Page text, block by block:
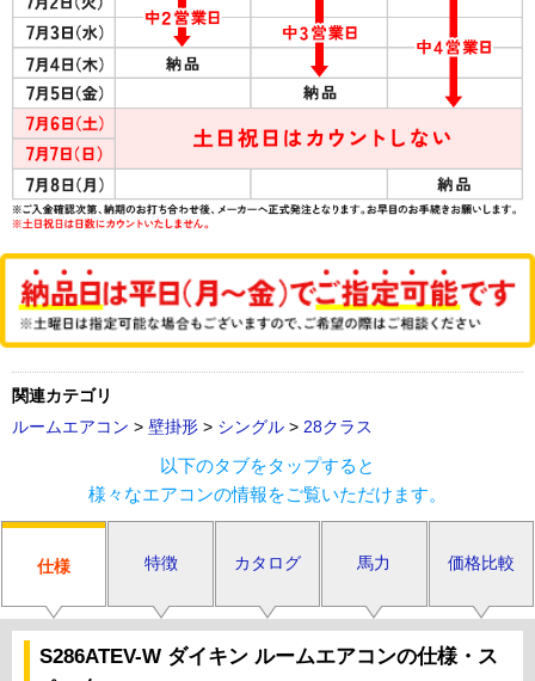
関連カテゴリ
ルームエアコン > 壁掛形 > シングル > 28クラス
以下のタブをタップすると
様々なエアコンの情報をご覧いただけます。
仕様 特徴 カタログ 馬力 価格比較
S286ATEV-W ダイキン ルームエアコンの仕様・ス